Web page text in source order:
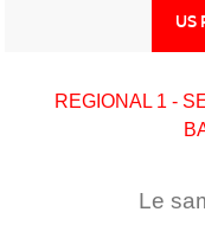
US
REGIONAL 1 -
Le